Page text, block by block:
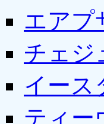
エアプ
チェジ
イース
ティー